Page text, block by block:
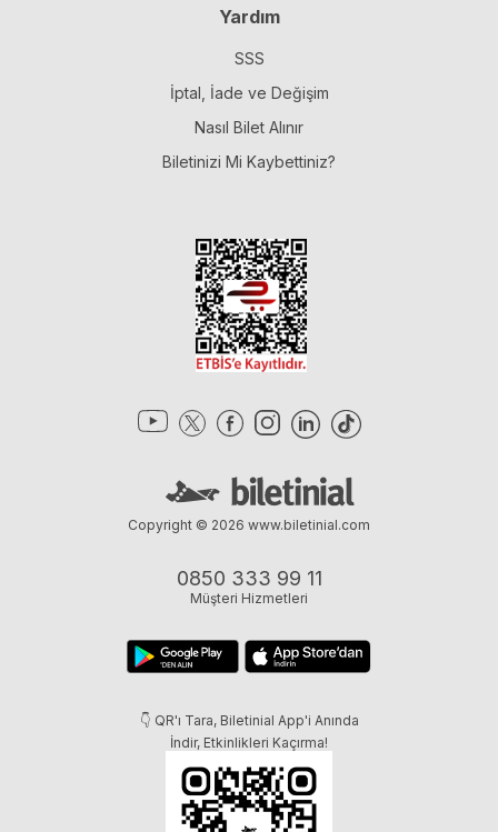
Yardım
SSS
İptal, İade ve Değişim
Nasıl Bilet Alınır
Biletinizi Mi Kaybettiniz?
0850 333 99 11
Müşteri Hizmetleri
👇 QR'ı Tara, Biletinial App'i Anında
İndir, Etkinlikleri Kaçırma!
Copyright © 2026 www.biletinial.com